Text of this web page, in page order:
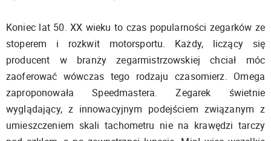
Koniec lat 50. XX wieku to czas popularności zegarków ze
stoperem i rozkwit motorsportu. Każdy, liczący się
producent w branży zegarmistrzowskiej chciał móc
zaoferować wówczas tego rodzaju czasomierz. Omega
zaproponowała Speedmastera. Zegarek świetnie
wyglądający, z innowacyjnym podejściem związanym z
umieszczeniem skali tachometru nie na krawędzi tarczy